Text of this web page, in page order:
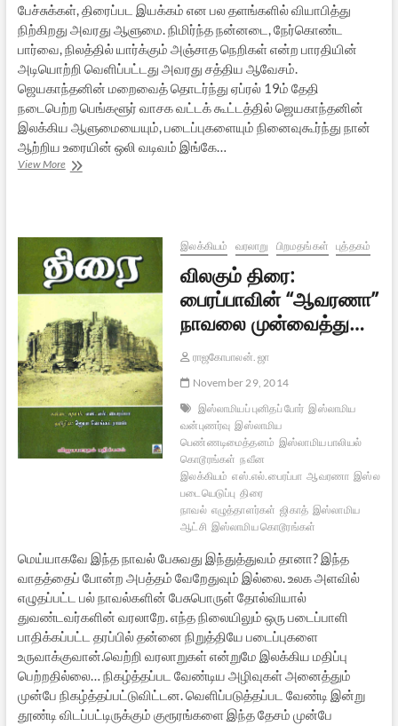
பேச்சுக்கள், திரைப்பட இயக்கம் என பல தளங்களில் வியாபித்து
நிற்கிறது அவரது ஆளுமை. நிமிர்ந்த நன்னடை, நேர்கொண்ட
பார்வை, நிலத்தில் யார்க்கும் அஞ்சாத நெறிகள் என்ற பாரதியின்
அடியொற்றி வெளிப்பட்டது அவரது சத்திய ஆவேசம்.
ஜெயகாந்தனின் மறைவைத் தொடர்ந்து ஏப்ரல் 19ம் தேதி
நடைபெற்ற பெங்களூர் வாசக வட்டக் கூட்டத்தில் ஜெயகாந்தனின்
இலக்கிய ஆளுமையையும், படைப்புகளையும் நினைவுகூர்ந்து நான்
ஆற்றிய உரையின் ஒலி வடிவம் இங்கே…
View Moreஅஞ்சலி:
இலக்கியம் வரலாறு பிறமதங்கள் புத்தகம்
விலகும் திரை:
பைரப்பாவின் “ஆவரணா”
நாவலை முன்வைத்து…
ராஜகோபாலன். ஜா
November 29, 2014
இஸ்லாமியப் புனிதப் போர் இஸ்லாமிய
வன்புணர்வு இஸ்லாமிய
பெண்ணடிமைத்தனம் இஸ்லாமிய பாலியல்
கொடூரங்கள் நவீன
இலக்கியம் எஸ்.எல்.பைரப்பா ஆவரணா
படையெடுப்பு திரை
நாவல் எழுத்தாளர்கள் ஜிகாத் இஸ்லாமிய
ஆட்சி இஸ்லாமிய கொடூரங்கள்
மெய்யாகவே இந்த நாவல் பேசுவது இந்துத்துவம் தானா? இந்த
வாதத்தைப் போன்ற அபத்தம் வேறேதுவும் இல்லை. உலக அளவில்
எழுதப்பட்ட பல் நாவல்களின் பேசுபொருள் தோல்வியால்
துவண்டவர்களின் வரலாறே. எந்த நிலையிலும் ஒரு படைப்பாளி
பாதிக்கப்பட்ட தரப்பில் தன்னை நிறுத்தியே படைப்புகளை
உருவாக்குவான்.வெற்றி வரலாறுகள் என்றுமே இலக்கிய மதிப்பு
பெற்றதில்லை… நிகழ்த்தப்பட வேண்டிய அழிவுகள் அனைத்தும்
முன்பே நிகழ்த்தப்பட்டுவிட்டன. வெளிப்படுத்தப்பட வேண்டி இன்று
தூண்டி விடப்பட்டிருக்கும் குரூரங்களை இந்த தேசம் முன்பே